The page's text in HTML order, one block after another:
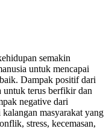
semakin
untuk mencapai
Dampak positif dari
untuk terus berfikir dan
negative dari
masyarakat yang
stress, kecemasan,